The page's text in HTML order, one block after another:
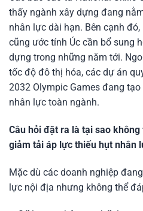
thấy ngành xây dựng đang
nhân lực dài hạn. Bên cạnh
cũng ước tính Úc cần bổ sung
dựng trong những năm tới.
tốc độ đô thị hóa, các dự án
2032 Olympic Games đang
nhân lực toàn ngành.
Câu hỏi đặt ra là tại sao
giảm tải áp lực thiếu hụt nhân
Mặc dù các doanh nghiệp
lực nội địa nhưng không thể